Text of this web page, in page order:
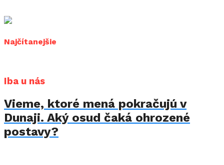
Najčítanejšie
Iba u nás
Vieme, ktoré mená pokračujú v
Dunaji. Aký osud čaká ohrozené
postavy?